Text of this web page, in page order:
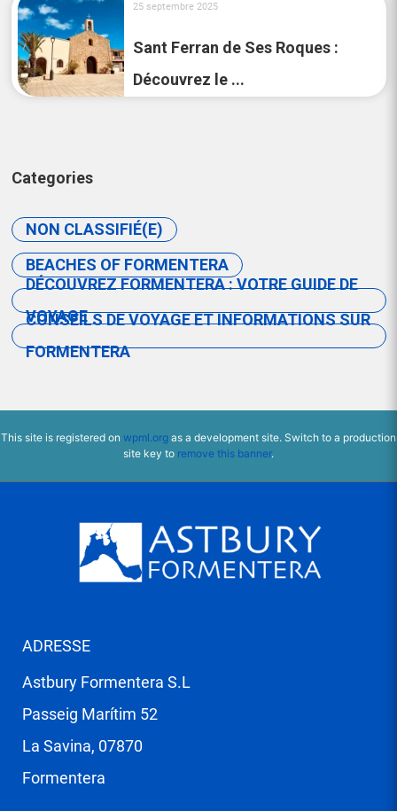
25 septembre 2025
Sant Ferran de Ses Roques :
Découvrez le ...
Categories
NON CLASSIFIÉ(E)
BEACHES OF FORMENTERA
DÉCOUVREZ FORMENTERA : VOTRE GUIDE DE
VOYAGE
CONSEILS DE VOYAGE ET INFORMATIONS SUR
FORMENTERA
This site is registered on wpml.org as a development site. Switch to a production
site key to remove this banner.
ADRESSE
Astbury Formentera S.L
Passeig Marítim 52
La Savina, 07870
Formentera